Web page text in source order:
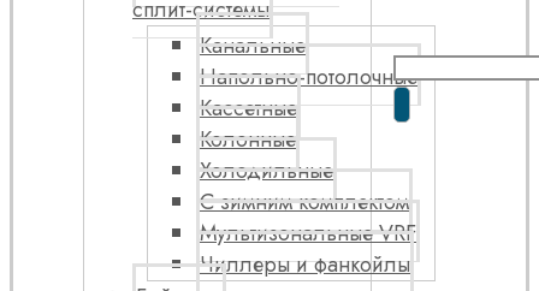
сплит-системы
Канальные
Напольно-потолочные
Кассетные
Колонные
Холодильные
С зимним комплектом
Мультизональные VRF
Чиллеры и фанкойлы